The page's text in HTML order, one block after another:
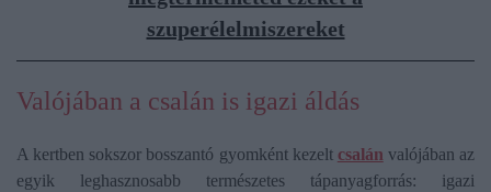
szuperélelmiszereket
Valójában a csalán is igazi áldás
A kertben sokszor bosszantó gyomként kezelt csalán valójában az
egyik leghasznosabb természetes tápanyagforrás: igazi